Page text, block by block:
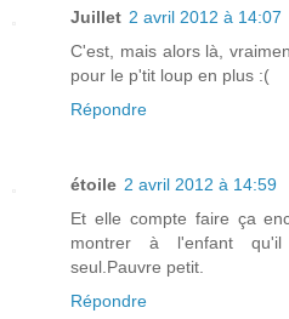
Juillet 2 avril 2012 à 14:07
C'est, mais alors là,
pour le p'tit loup en plus :(
Répondre
étoile 2 avril 2012 à 14:59
Et elle compte faire ça
montrer à l'enfant
seul.Pauvre petit.
Répondre